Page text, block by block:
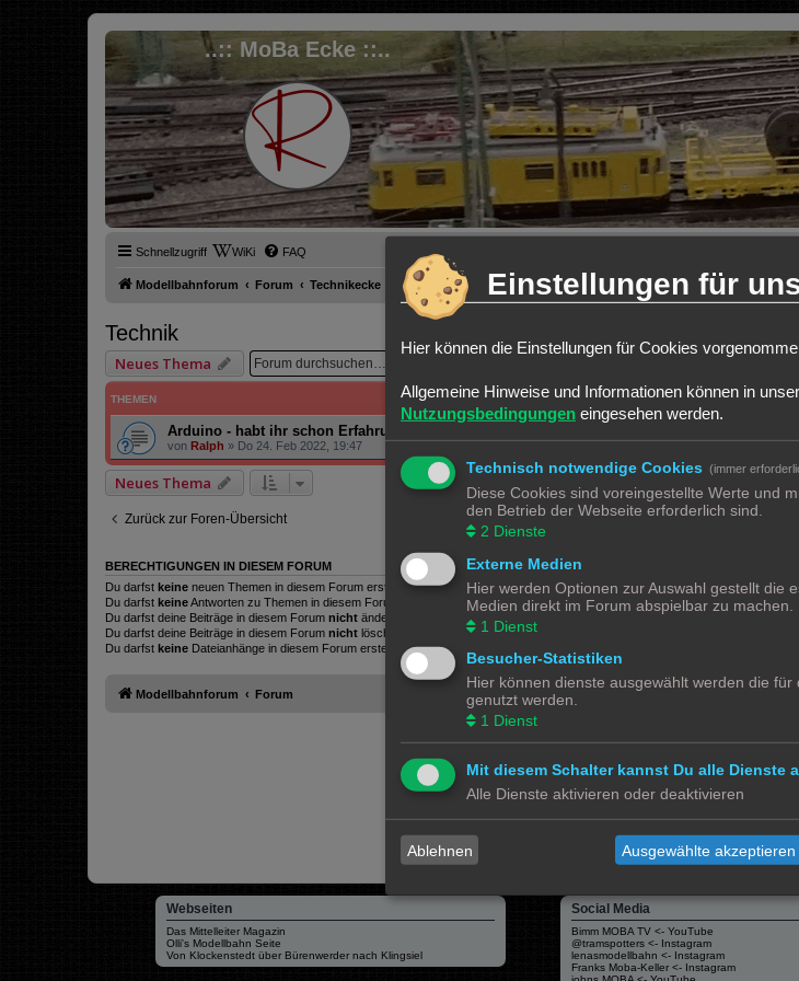
..:: MoBa Ecke ::..
Schnellzugriff WiKi FAQ
Modellbahnforum Forum Technikecke Technik
Technik
Neues Thema Erweiterte Suche
THEMEN
Arduino - habt ihr schon Erfahrung gemacht?
von Ralph » Do 24. Feb 2022, 19:47
Neues Thema
Zurück zur Foren-Übersicht
BERECHTIGUNGEN IN DIESEM FORUM
Du darfst keine neuen Themen in diesem Forum erstellen.
Du darfst keineAntworten zu Themen in diesem Forum erstellen.
Du darfst deine Beiträge in diesem Forum nicht ändern.
Du darfst deine Beiträge in diesem Forum nicht löschen.
Du darfst keine Dateianhänge in diesem Forum erstellen.
Modellbahnforum Forum
Datenschutz
Webseiten
Das Mittelleiter Magazin
Olli's Modellbahn Seite
Von Klockenstedt über Bürenwerder nach Klingsiel
Social Media
Bimm MOBA TV <- YouTube
@tramspotters <- Instagram
lenasmodellbahn <- Instagram
Franks Moba-Keller <- Instagram
Einstellungen für
Hier können die Einstellungen für Cookies
Allgemeine Hinweise und Informationen können in
Nutzungsbedingungen eingesehen werden.
Technisch notwendige Cookies (immer
Diese Cookies sind voreingestellte Werte und
den Betrieb der Webseite erforderlich sind.
2 Dienste
Externe Medien
Hier werden Optionen zur Auswahl gestellt die
Medien direkt im Forum abspielbar zu machen.
1 Dienst
Besucher-Statistiken
Hier können dienste ausgewählt werden die
genutzt werden.
1 Dienst
Mit diesem Schalter kannst Du alle Dienste
Alle Dienste aktivieren oder deaktivieren
Ablehnen Ausgewählte akzeptieren